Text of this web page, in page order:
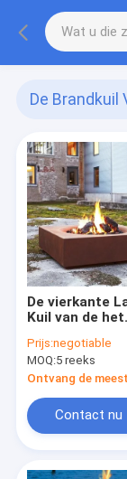
De Brandkuil
De vierkante
Kuil van de het
Profielcorten
Prijs:negotiable
MOQ:5 reeks
Contact nu